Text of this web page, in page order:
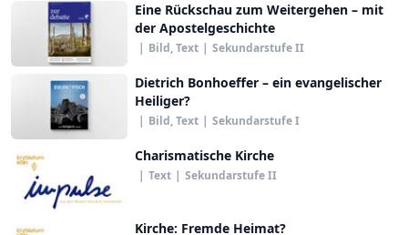
Eine Rückschau zum Weitergehen – mit
der Apostelgeschichte
| Bild, Text | Sekundarstufe II
Dietrich Bonhoeffer – ein evangelischer
Heiliger?
| Bild, Text | Sekundarstufe I
Charismatische Kirche
| Text | Sekundarstufe II
Kirche: Fremde Heimat?